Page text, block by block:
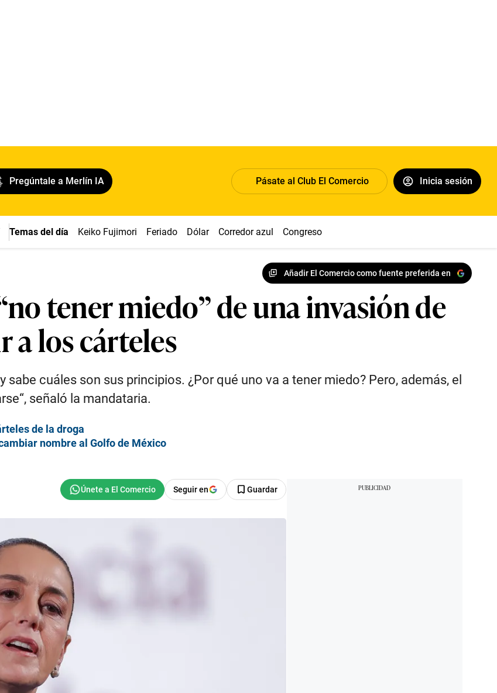
Pregúntale a Merlín IA Pásate al Club El Comercio Inicia sesión
Temas del día Keiko Fujimori Feriado Dólar Corredor azul Congreso
Añadir El Comercio como fuente preferida en
tener miedo” de una invasión de
los cárteles
cuáles son sus principios. ¿Por qué uno va a tener miedo? Pero, además, el
señaló la mandataria.
de la droga
nombre al Golfo de México
Seguir en Guardar